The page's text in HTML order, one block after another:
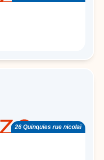
26 Quinquies rue nicolaï